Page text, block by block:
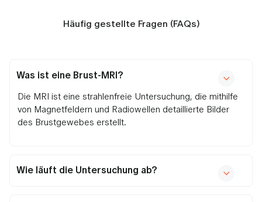
Häufig gestellte Fragen (FAQs)
Was ist eine Brust-MRI?
Die MRI ist eine strahlenfreie Untersuchung, die mithilfe
von Magnetfeldern und Radiowellen detaillierte Bilder
des Brustgewebes erstellt.
Wie läuft die Untersuchung ab?